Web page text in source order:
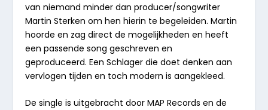
van niemand minder dan producer/songwriter
Martin Sterken om hen hierin te begeleiden. Martin
hoorde en zag direct de mogelijkheden en heeft
een passende song geschreven en
geproduceerd. Een Schlager die doet denken aan
vervlogen tijden en toch modern is aangekleed.
De single is uitgebracht door MAP Records en de